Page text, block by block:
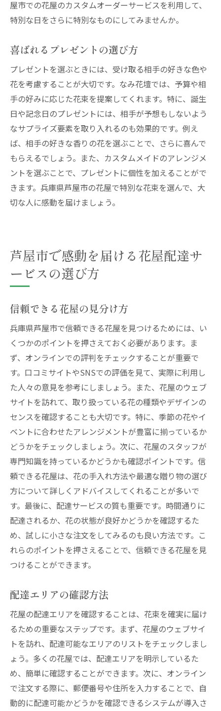
屋市での花屋のカスタムオーダーサービスを利用して、
特別な日をさらに特別なものにしてみませんか。
喜ばれるプレゼントの選び方
プレゼントを選ぶときには、受け取る相手の好きな色や
花を考慮することが大切です。なみ花壇では、予算や相
手の好みに応じた花束を提案してくれます。特に、誕生
日や記念日のプレゼントには、相手が予想もしないよう
なサプライズ要素を取り入れるのも効果的です。例え
ば、相手の好きな香りの花を選ぶことで、さらに喜んで
もらえるでしょう。また、カスタムメイドのアレンジメ
ントを選ぶことで、プレゼントに個性を加えることがで
きます。兵庫県芦屋市の花屋で特別な花束を選んで、大
切な人に感動を届けましょう。
芦屋市で感動を届ける花屋配達サ
ービスの選び方
信頼できる花屋の見分け方
兵庫県芦屋市で信頼できる花屋を見つけるためには、い
くつかのポイントを押さえておく必要があります。ま
ず、オンラインでの評判をチェックすることが重要で
す。口コミサイトやSNSでの評価を見て、実際に利用し
た人々の意見を参考にしましょう。また、花屋のウェブ
サイトを訪れて、取り扱っている花の種類やデザインの
センスを確認することも大切です。特に、季節の花やイ
ベントに合わせたアレンジメントが豊富に揃っているか
どうかをチェックしましょう。次に、花屋のスタッフが
専門知識を持っているかどうかも確認ポイントです。信
頼できる花屋は、花の手入れ方法や最適な贈り物の選び
方について詳しくアドバイスしてくれることが多いで
す。最後に、配達サービスの質も重要です。時間通りに
配達されるか、花の状態が良好かどうかを確認するた
め、試しに小さな注文をしてみるのも良い方法です。こ
れらのポイントを押さえることで、信頼できる花屋を見
つけることができます。
配達エリアの確認方法
花屋の配達エリアを確認することは、花束を確実に届け
るための重要なステップです。まず、花屋のウェブサイ
トを訪れ、配達可能なエリアのリストをチェックしまし
ょう。多くの花屋では、配達エリアを明示しているた
め、簡単に確認することができます。次に、オンライン
で注文する際に、郵便番号や住所を入力することで、自
動的に配達可能かどうかを確認できるシステムが導入さ